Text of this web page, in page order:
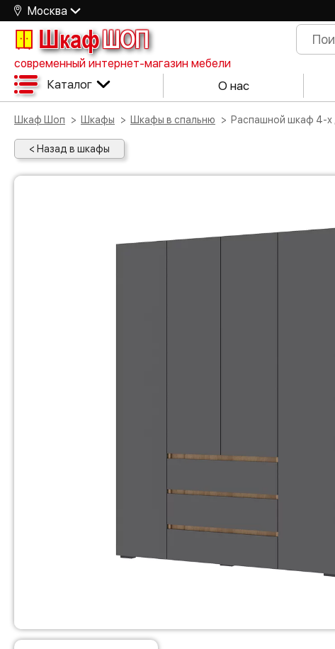
Москва
ШкафШОП
современный интернет-магазин мебели
Каталог О нас
Шкаф Шоп Шкафы Шкафы в спальню Распашной шкаф 4-
< Назад в шкафы